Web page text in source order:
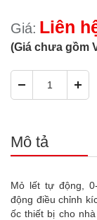
Giá: Liên
(Giá chưa gồm
Mô tả
Mỏ lết tự động,
động điều chỉnh
ốc thiết bị cho